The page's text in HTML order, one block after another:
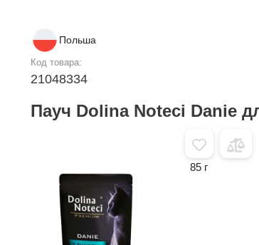
Польша
Код товара:
21048334
Пауч Dolina Noteci Danie
85 г